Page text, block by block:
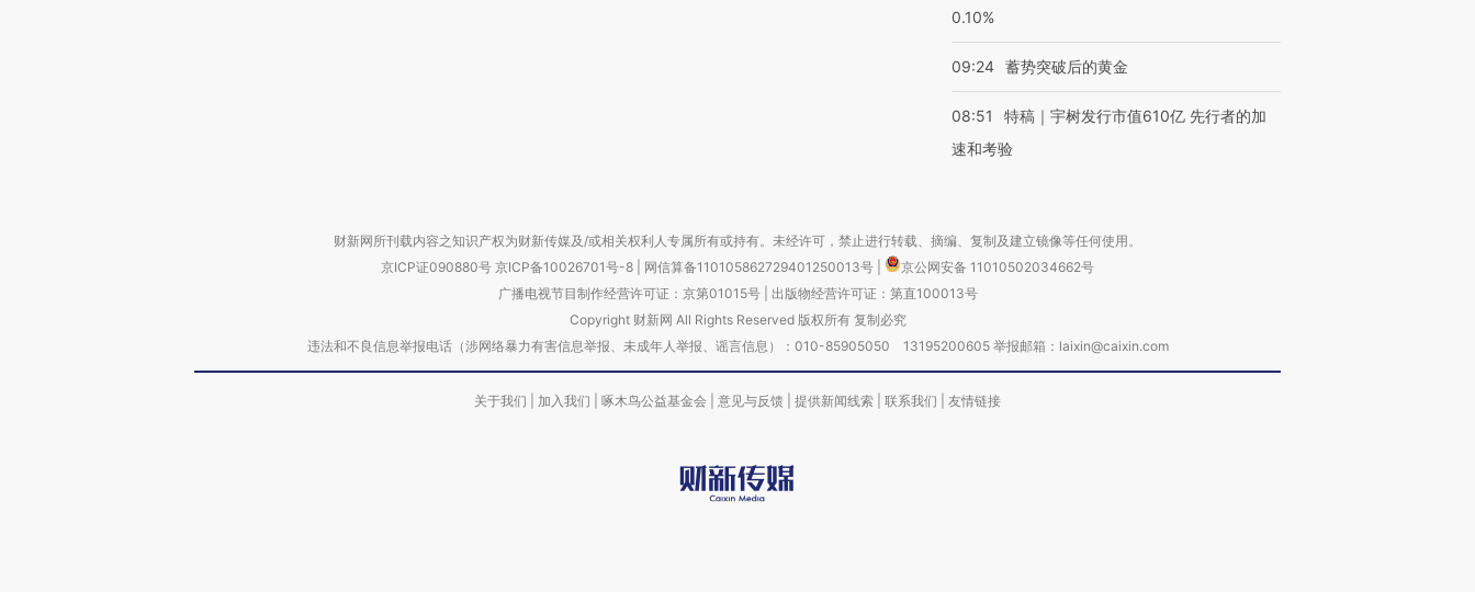
0.10%
09:24 蓄势突破后的黄金
08:51
特稿｜宇树发行市值610亿 先行者的加
速和考验
财新网所刊载内容之知识产权为财新传媒及/或相关权利人专属所有或持有。未经许可，禁止进行转载、摘编、复制及建立镜像等任何使用。
京ICP证090880号 京ICP备10026701号-8 网信算备110105862729401250013号
京公网安备 11010502034662号
广播电视节目制作经营许可证：京第01015号| 出版物经营许可证：第直100013号
Copyright 财新网 All Rights Reserved 版权所有 复制必究
违法和不良信息举报电话（涉网络暴力有害信息举报、未成年人举报、谣言信息）：010-85905050 13195200605 举报邮箱：laixin@caixin.com
关于我们 加入我们 啄木鸟公益基金会 意见与反馈 提供新闻线索 联系我们 友情链接